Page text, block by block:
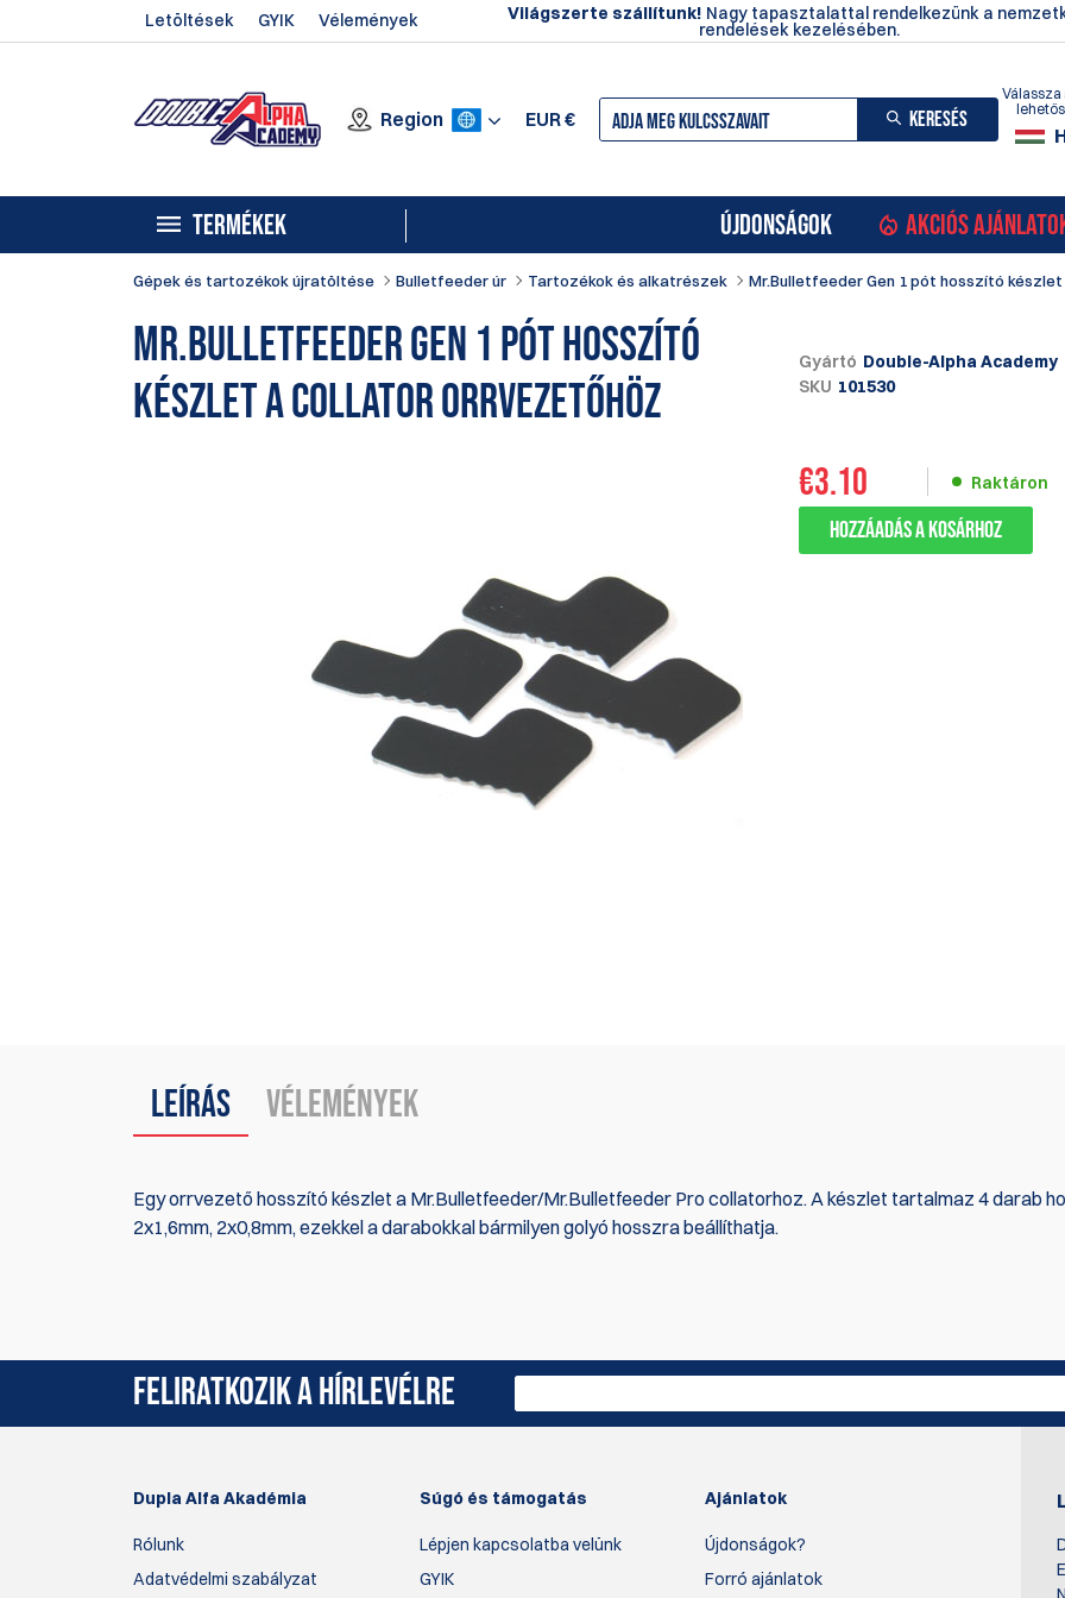
Letöltések GYIK Vélemények Világszerte szállítunk! Nagy tapasztalattal rendelkezünk a
rendelések kezelésében.
Region EUR€ KERESÉS
Válassza
TERMÉKEK ÚJDONSÁGOK AKCIÓS
Gépek és tartozékok újratöltése Bulletfeeder úr Tartozékok és alkatrészek Mr.Bulletfeeder Gen 1 pót hosszító
Mr.Bulletfeeder Gen 1 pót hosszító
készlet a Collator Orrvezetőhöz
Gyártó Double-Alpha Academy
SKU 101530
€3.10 Raktáron
Hozzáadás a kosárhoz
Leírás Vélemények
Egy orrvezető hosszító készlet a Mr.Bulletfeeder/Mr.Bulletfeeder Pro collatorhoz. A készlet tartalmaz 4 darab
2x1,6mm, 2x0,8mm, ezekkel a darabokkal bármilyen golyó hosszra beállíthatja.
FELIRATKOZIK A HÍRLEVÉLRE
Dupla Alfa Akadémia
Rólunk
Adatvédelmi szabályzat
Súgó és támogatás
Lépjen kapcsolatba velünk
GYIK
Ajánlatok
Újdonságok?
Forró ajánlatok